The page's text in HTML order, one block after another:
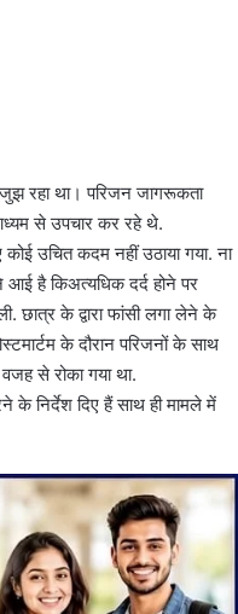
जुझ रहा था। परिजन जागरूकता
से उपचार कर रहे थे.
उचित कदम नहीं उठाया गया. ना
आई है किअत्यधिक दर्द होने पर
छात्र के द्वारा फांसी लगा लेने के
के दौरान परिजनों के साथ
से रोका गया था.
निर्देश दिए हैं साथ ही मामले में